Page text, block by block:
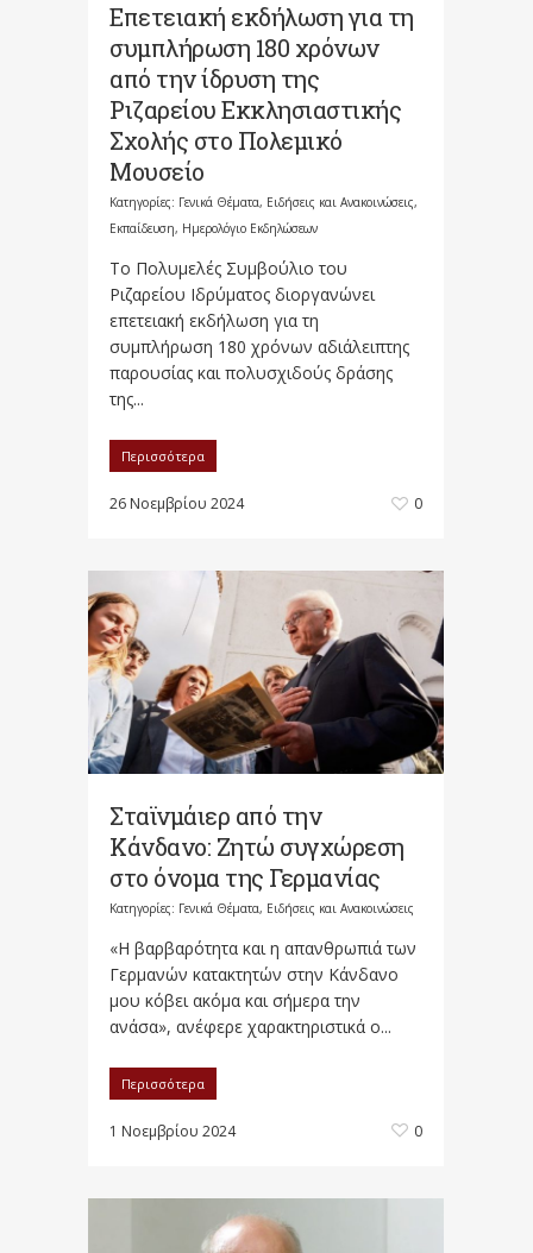
Επετειακή εκδήλωση για τη
συμπλήρωση 180 χρόνων
από την ίδρυση της
Ριζαρείου Εκκλησιαστικής
Σχολής στο Πολεμικό
Μουσείο
Κατηγορίες: Γενικά Θέματα, Ειδήσεις και Ανακοινώσεις,
Εκπαίδευση, Ημερολόγιο Εκδηλώσεων
Το Πολυμελές Συμβούλιο του
Ριζαρείου Ιδρύματος διοργανώνει
επετειακή εκδήλωση για τη
συμπλήρωση 180 χρόνων αδιάλειπτης
παρουσίας και πολυσχιδούς δράσης
της...
Περισσότερα
26 Νοεμβρίου 2024 0
Σταϊνμάιερ από την
Κάνδανο: Ζητώ συγχώρεση
στο όνομα της Γερμανίας
Κατηγορίες: Γενικά Θέματα, Ειδήσεις και Ανακοινώσεις
«Η βαρβαρότητα και η απανθρωπιά των
Γερμανών κατακτητών στην Κάνδανο
μου κόβει ακόμα και σήμερα την
ανάσα», ανέφερε χαρακτηριστικά ο...
Περισσότερα
1 Νοεμβρίου 2024 0